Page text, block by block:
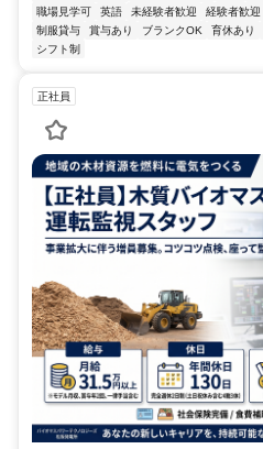
職場見学可
英語 未経験者歓迎 経験者歓迎
制服貸与
賞与あり ブランクOK 育休あり
シフト制
正社員